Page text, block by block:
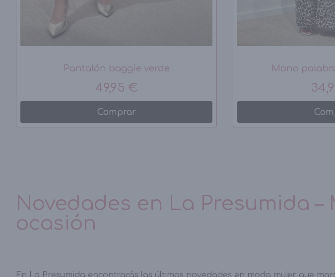
Pantalón baggie verde
49,95 €
Comprar
Mono
Novedades en La Presumida
ocasión
En La Presumida encontrarás las últimas novedades en moda mujer que